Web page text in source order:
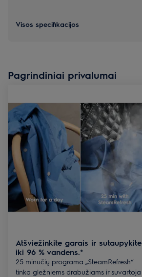
Visos specifikacijos
Pagrindiniai privalumai
Atšviežinkite garais ir sutaupykite
iki 96 % vandens.*
25 minučių programa „SteamRefresh“
tinka gležniems drabužiams ir suvartoja